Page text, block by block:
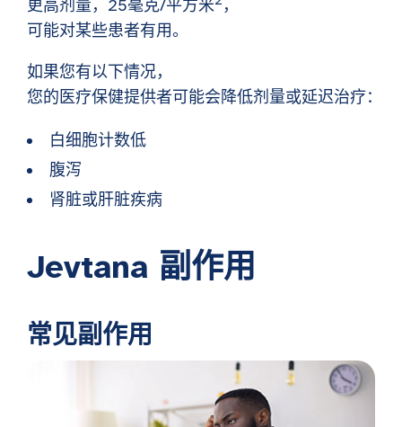
更高剂量，25毫克/平方米 ，
可能对某些患者有用。
如果您有以下情况，
您的医疗保健提供者可能会降低剂量或延迟治疗：
白细胞计数低
腹泻
肾脏或肝脏疾病
Jevtana 副作用
常见副作用